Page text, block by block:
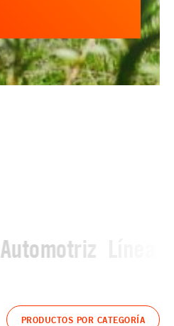
Automotriz
PRODUCTOS POR CATEGORÍA